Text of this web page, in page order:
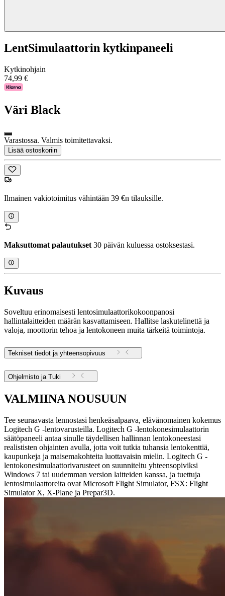
LentSimulaattorin kytkinpaneeli
Kytkinohjain
74,99 €
Väri Black
Varastossa. Valmis toimitettavaksi.
Lisää ostoskoriin
Ilmainen vakiotoimitus vähintään 39 €n tilauksille.
Maksuttomat palautukset 30 päivän kuluessa ostoksestasi.
Kuvaus
Soveltuu erinomaisesti lentosimulaattorikokoonpanosi
hallintalaitteiden määrän kasvattamiseen. Hallitse laskutelinettä ja
valoja, moottorin tehoa ja lentokoneen muita tärkeitä toimintoja.
Tekniset tiedot ja yhteensopivuus
Ohjelmisto ja Tuki
VALMIINA NOUSUUN
Tee seuraavasta lennostasi henkeäsalpaava, elävänomainen kokemus
Logitech G -lentovarusteilla. Logitech G -lentokonesimulaattorin
säätöpaneeli antaa sinulle täydellisen hallinnan lentokoneestasi
realististen ohjainten avulla, jotta voit tutkia tuhansia lentokenttiä,
kaupunkeja ja maisemakohteita luottavaisin mielin. Logitech G -
lentokonesimulaattorivarusteet on suunniteltu yhteensopiviksi
Windows 7 tai uudemman version laitteiden kanssa, ja tuettuja
lentosimulaattoreita ovat Microsoft Flight Simulator, FSX: Flight
Simulator X, X-Plane ja Prepar3D.